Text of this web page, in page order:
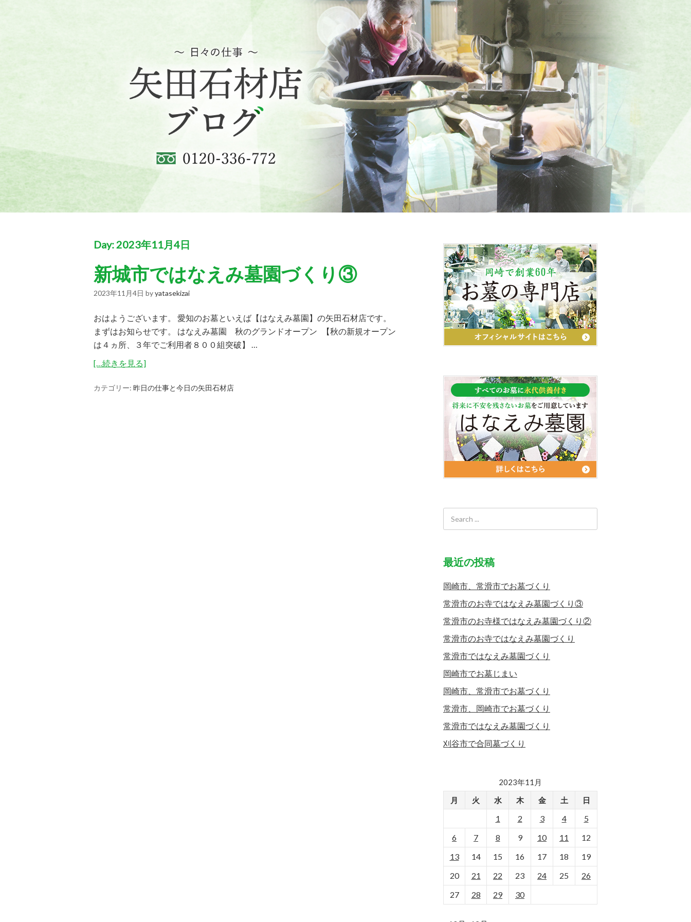
Day:2023年11月4日
新城市ではなえみ墓園づくり③
2023年11月4日 byyatasekizai
おはようございます。 愛知のお墓といえば【はなえみ墓園】の矢田石材店です。
まずはお知らせです。 はなえみ墓園 秋のグランドオープン 【秋の新規オープン
は４ヵ所、３年でご利用者８００組突破】 …
[…続きを見る]
カテゴリー: 昨日の仕事と今日の矢田石材店
最近の投稿
岡崎市、常滑市でお墓づくり
常滑市のお寺ではなえみ墓園づくり③
常滑市のお寺様ではなえみ墓園づくり②
常滑市のお寺ではなえみ墓園づくり
常滑市ではなえみ墓園づくり
岡崎市でお墓じまい
岡崎市、常滑市でお墓づくり
常滑市、岡崎市でお墓づくり
常滑市ではなえみ墓園づくり
刈谷市で合同墓づくり
2023年11月
月
火 水 木 金 土 日
1 2 3 4
5
6
7 8 9 10 11
12
13
14 15 16 17 18
19
20
21 22 23 24 25
26
27
28 29 30